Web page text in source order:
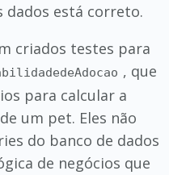
dados está correto.
criados testes para
, que
para calcular a
um pet. Eles não
do banco de dados
de negócios que